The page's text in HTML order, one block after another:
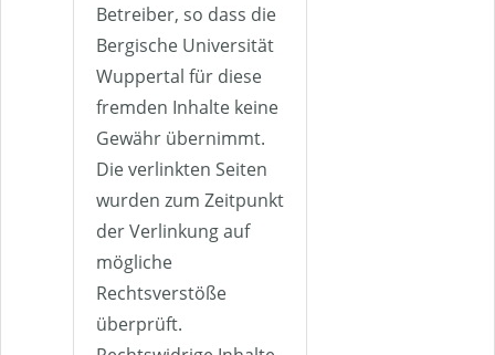
Betreiber, so dass die
Bergische Universität
Wuppertal für diese
fremden Inhalte keine
Gewähr übernimmt.
Die verlinkten Seiten
wurden zum Zeitpunkt
der Verlinkung auf
mögliche
Rechtsverstöße
überprüft.